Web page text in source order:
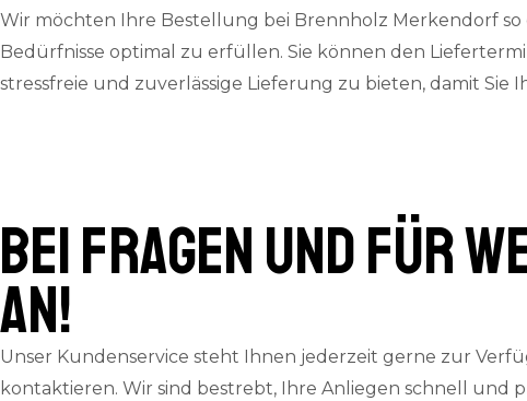
Wir möchten Ihre Bestellung bei Brennholz Merkendorf
Bedürfnisse optimal zu erfüllen. Sie können den
stressfreie und zuverlässige Lieferung zu bieten, damit
Bei Fragen und für
an!
Unser Kundenservice steht Ihnen jederzeit gerne zur
kontaktieren. Wir sind bestrebt, Ihre Anliegen schnell und